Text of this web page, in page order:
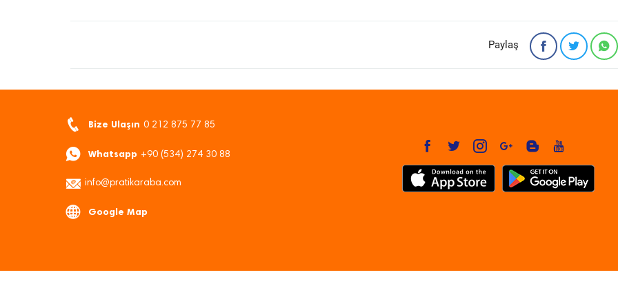
Paylaş
Bize Ulaşın 0 212 875 77 85
Whatsapp +90 (534) 274 30 88
info@pratikaraba.com
Google Map